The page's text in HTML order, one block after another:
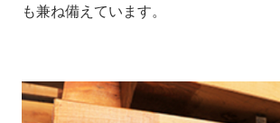
も兼ね備えています。